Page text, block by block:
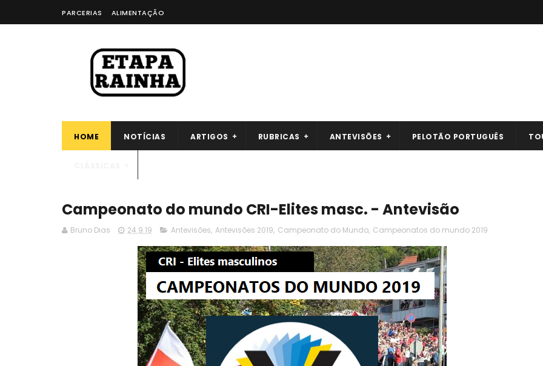
PARCERIAS ALIMENTAÇÃO
HOME NOTÍCIAS ARTIGOS RUBRICAS ANTEVISÕES PELOTÃO PORTUGUÊS
Campeonato do mundo CRI-Elites masc. - Antevisão
Bruno Dias 24.9.19 Antevisões, Antevisões 2019, Campeonato do Mundo, Campeonatos do mundo 2019